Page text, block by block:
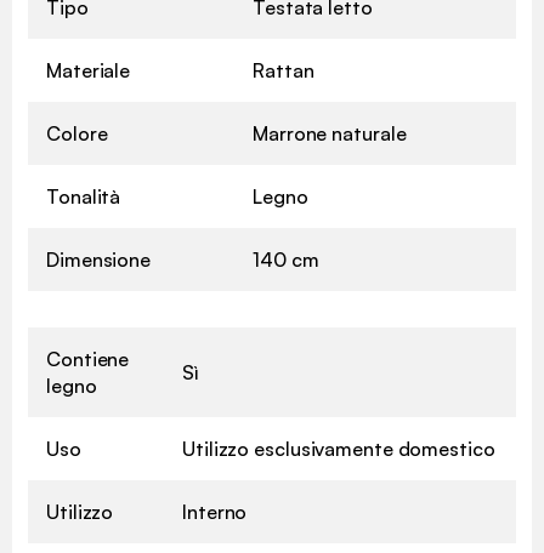
Tipo Testata letto
Materiale Rattan
Colore Marrone naturale
Tonalità Legno
Dimensione 140 cm
Contiene
legno
Sì
Uso Utilizzo esclusivamente domestico
Utilizzo Interno